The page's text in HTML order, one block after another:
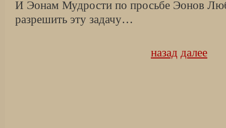
И Эонам Мудрости по просьбе Эонов
разрешить эту задачу…
назад далее